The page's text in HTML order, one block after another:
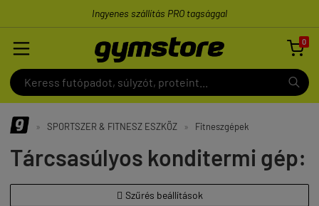
Ingyenes szállítás PRO tagsággal
0

» SPORTSZER & FITNESZ ESZKÖZ » Fitneszgépek
Tárcsasúlyos konditermi gép:
 Szűrés beállítások